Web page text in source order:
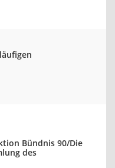
Bündnis 90/Die
des